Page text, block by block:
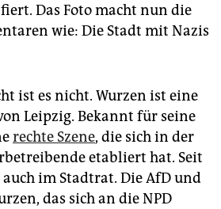
Das Foto macht nun die
wie: Die Stadt mit Nazis
ist es nicht. Wurzen ist eine
Leipzig. Bekannt für seine
rechte Szene, die sich in der
etabliert hat. Seit
im Stadtrat. Die AfD und
das sich an die NPD